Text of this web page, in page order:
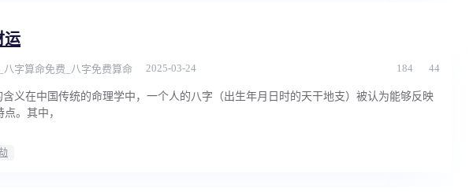
运
八字算命免费_八字免费算命 2025-03-24 184 44
含义在中国传统的命理学中，一个人的八字（出生年月日时的天干地支）被认为能够反映
。其中，